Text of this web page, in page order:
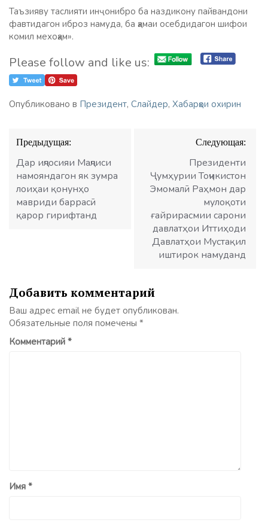
Таъзияву таслияти инҷонибро ба наздикону пайвандони
фавтидагон иброз намуда, ба ҳамаи осебдидагон шифои
комил мехоҳам».
Please follow and like us:
Опубликовано в Президент, Слайдер, Хабарҳои охирин
Навигация
по
записям
Предыдущая:
Дар иҷлосияи Маҷлиси
намояндагон як зумра
лоиҳаи қонунҳо
мавриди баррасӣ
қарор гирифтанд
Следующая:
Президенти
Ҷумҳурии Тоҷикистон
Эмомалӣ Раҳмон дар
мулоқоти
ғайрирасмии сарони
давлатҳои Иттиҳоди
Давлатҳои Мустақил
иштирок намуданд
Добавить комментарий
Ваш адрес email не будет опубликован.
Обязательные поля помечены *
Комментарий *
Имя *